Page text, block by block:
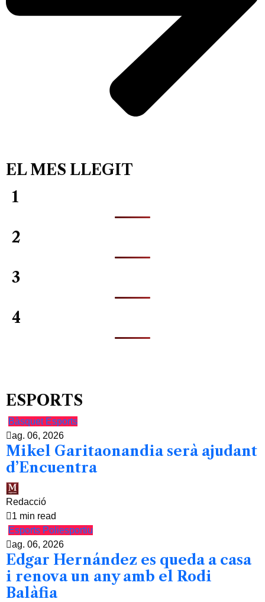
EL MES LLEGIT
1
2
3
4
ESPORTS
Bàsquet Esports
ag. 06, 2026
Mikel Garitaonandia serà ajudant
d’Encuentra
Redacció
1 min read
Esports Poliesportiu
ag. 06, 2026
Edgar Hernández es queda a casa
i renova un any amb el Rodi
Balàfia